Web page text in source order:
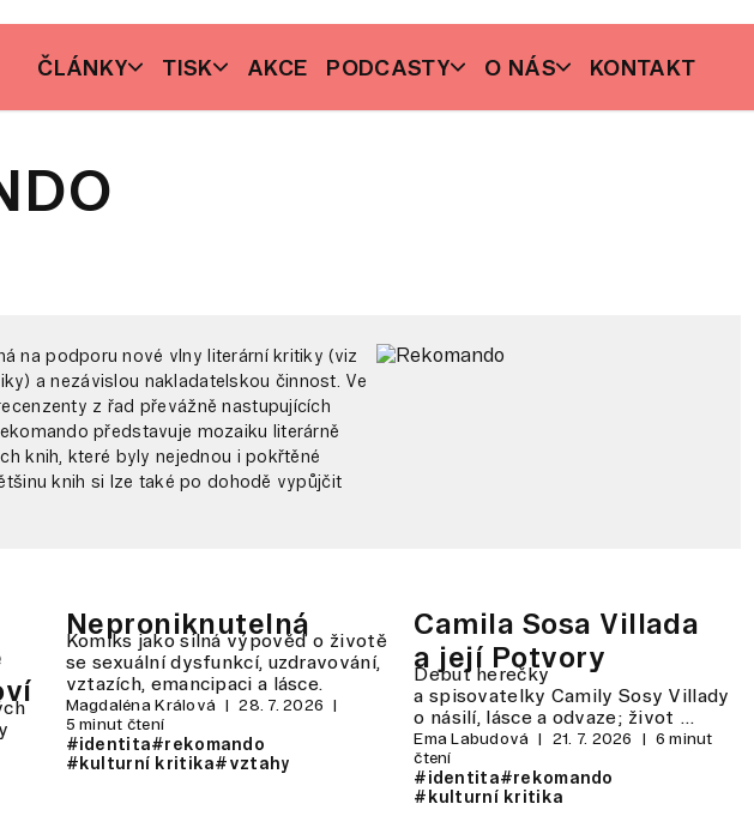
ČLÁNKY TISK AKCE PODCASTY O NÁS KONTAKT
na podporu nové vlny literární kritiky (viz
a nezávislou nakladatelskou činnost. Ve
z řad převážně nastupujících
představuje mozaiku literárně
knih, které byly nejednou i pokřtěné
knih si lze také po dohodě vypůjčit
Neproniknutelná
Komiks jako silná výpověď o životě
se sexuální dysfunkcí, uzdravování,
vztazích, emancipaci a lásce.
Magdaléna Králová
28. 7. 2026
5 minut čtení
#identita#rekomando
#kulturní kritika#vztahy
Camila Sosa Villada
a její Potvory
Debut herečky
a spisovatelky Camily Sosy Villady
o násilí, lásce a odvaze; život …
Ema Labudová 21. 7. 2026
6 minut
čtení
#identita#rekomando
#kulturní kritika